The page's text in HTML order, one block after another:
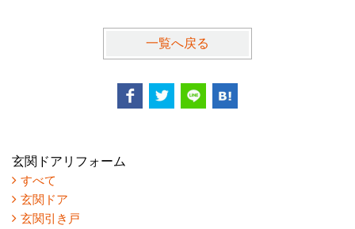
一覧へ戻る
玄関ドアリフォーム
すべて
玄関ドア
玄関引き戸